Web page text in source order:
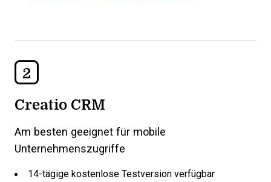
2
Creatio CRM
Am besten geeignet für mobile
Unternehmenszugriffe
14-tägige kostenlose Testversion verfügbar